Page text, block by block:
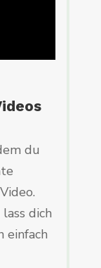
du
dich
einfach